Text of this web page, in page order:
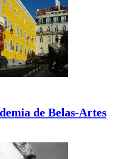
de Belas-Artes